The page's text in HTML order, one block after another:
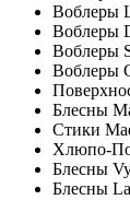
Воблеры
Воблеры
Воблеры
Воблеры
Блесны
Стики
Хлюпо-
Блесны
Блесны